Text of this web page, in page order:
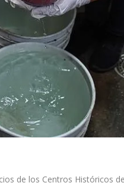
de los Centros Históricos